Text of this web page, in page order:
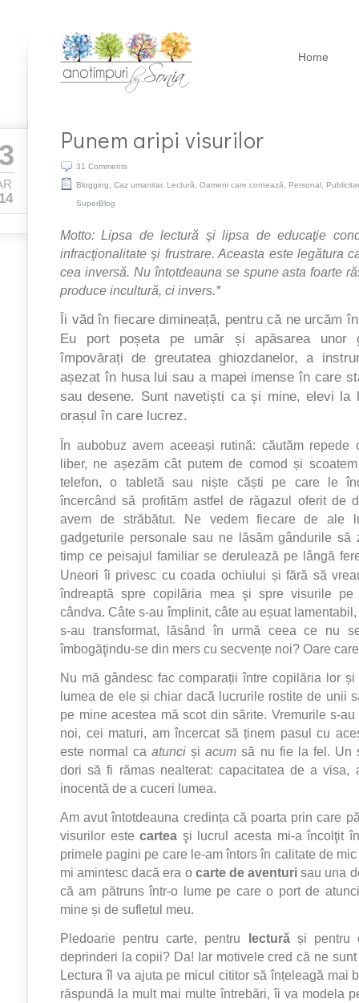
Home
Punem aripi visurilor
31 Comments
Blogging Caz umanitar, Lectură Oameni care contează Personal Publicitar
SuperBlog
Motto: Lipsa de lectură şi lipsa de educaţie
infracţionalitate şi frustrare. Aceasta este legătura
cea inversă. Nu întotdeauna se spune asta foarte
produce incultură, ci invers.*
Îi văd în fiecare dimineață, pentru că ne urcăm
Eu port poșeta pe umăr și apăsarea unor
împovărați de greutatea ghiozdanelor, a
așezat în husa lui sau a mapei imense în care
sau desene. Sunt navetiști ca și mine, elevi la
orașul în care lucrez.
În aubobuz avem aceeași rutină: căutăm repede
liber, ne așezăm cât putem de comod și
telefon, o tabletă sau niște căști pe care le
încercând să profităm astfel de răgazul oferit de
avem de străbătut. Ne vedem fiecare de ale
gadgeturile personale sau ne lăsăm gândurile să
timp ce peisajul familiar se derulează pe lângă
Uneori îi privesc cu coada ochiului și fără să
îndreaptă spre copilăria mea şi spre visurile pe
cândva. Câte s-au împlinit, câte au eșuat
s-au transformat, lăsând în urmă ceea ce nu
îmbogăţindu-se din mers cu secvențe noi? Oare
Nu mă gândesc fac comparații între copilăria lor
lumea de ele și chiar dacă lucrurile rostite de unii
pe mine acestea mă scot din sărite. Vremurile s-
noi, cei maturi, am încercat să ținem pasul cu
este normal caatunci șiacum să nu fie la fel. Un
dori să fi rămas nealterat: capacitatea de a visa,
inocentă de a cuceri lumea.
Am avut întotdeauna credința că poarta prin care
visurilor estecartea şi lucrul acesta mi-a încolţit
primele pagini pe care le-am întors în calitate de
mi amintesc dacă era o carte de aventuri sau una
că am pătruns într-o lume pe care o port de
mine și de sufletul meu.
Pledoarie pentru carte, pentru lectură și pentru
deprinderi la copii? Da! Iar motivele cred că ne sunt
Lectura îl va ajuta pe micul cititor să înțeleagă mai
răspundă la mult mai multe întrebări, îi va modela